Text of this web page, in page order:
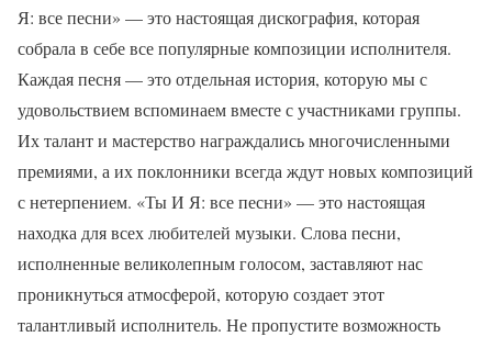
Я: все песни» — это настоящая дискография, которая
собрала в себе все популярные композиции исполнителя.
Каждая песня — это отдельная история, которую мы с
удовольствием вспоминаем вместе с участниками группы.
Их талант и мастерство награждались многочисленными
премиями, а их поклонники всегда ждут новых композиций
с нетерпением. «Ты И Я: все песни» — это настоящая
находка для всех любителей музыки. Слова песни,
исполненные великолепным голосом, заставляют нас
проникнуться атмосферой, которую создает этот
талантливый исполнитель. Не пропустите возможность